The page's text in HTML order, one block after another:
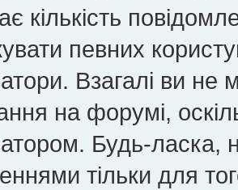
кількість
певних
Взагалі ви
на форумі,
Будь-
тільки для